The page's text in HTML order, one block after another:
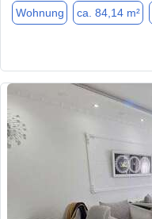
Wohnung ca. 84,14 m²